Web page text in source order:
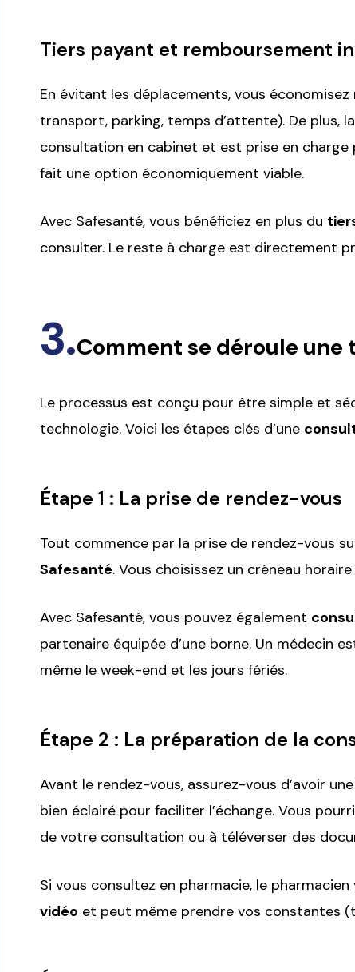
Tiers payant et remboursement
En évitant les déplacements, vous
transport, parking, temps d’attente). De plus, la
consultation en cabinet et est prise en charge
fait une option économiquement viable.
Avec Safesanté, vous bénéficiez en plus du
consulter. Le reste à charge est directement
Comment se déroule
Le processus est conçu pour être simple et
technologie. Voici les étapes clés d’une
Étape 1 : La prise de rendez-vous
Tout commence par la prise de rendez-vous
Safesanté. Vous choisissez un créneau
Avec Safesanté, vous pouvez également
partenaire équipée d’une borne. Un médecin
même le week-end et les jours fériés.
Étape 2 : La préparation de la
Avant le rendez-vous, assurez-vous d’avoir
bien éclairé pour faciliter l’échange. Vous
de votre consultation ou à téléverser des
Si vous consultez en pharmacie, le
vidéo et peut même prendre vos constantes